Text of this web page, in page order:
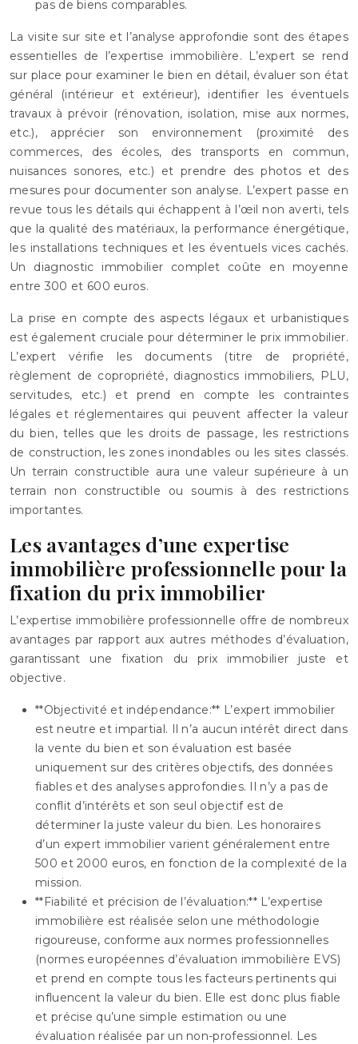
pas de biens comparables.
La visite sur site et l’analyse approfondie sont des étapes
essentielles de l’expertise immobilière. L’expert se rend
sur place pour examiner le bien en détail, évaluer son état
général (intérieur et extérieur), identifier les éventuels
travaux à prévoir (rénovation, isolation, mise aux normes,
etc.), apprécier son environnement (proximité des
commerces, des écoles, des transports en commun,
nuisances sonores, etc.) et prendre des photos et des
mesures pour documenter son analyse. L’expert passe en
revue tous les détails qui échappent à l’œil non averti, tels
que la qualité des matériaux, la performance énergétique,
les installations techniques et les éventuels vices cachés.
Un diagnostic immobilier complet coûte en moyenne
entre 300 et 600 euros.
La prise en compte des aspects légaux et urbanistiques
est également cruciale pour déterminer le prix immobilier.
L’expert vérifie les documents (titre de propriété,
règlement de copropriété, diagnostics immobiliers, PLU,
servitudes, etc.) et prend en compte les contraintes
légales et réglementaires qui peuvent affecter la valeur
du bien, telles que les droits de passage, les restrictions
de construction, les zones inondables ou les sites classés.
Un terrain constructible aura une valeur supérieure à un
terrain non constructible ou soumis à des restrictions
importantes.
Les avantages d’une expertise
immobilière professionnelle pour la
fixation du prix immobilier
L’expertise immobilière professionnelle offre de nombreux
avantages par rapport aux autres méthodes d’évaluation,
garantissant une fixation du prix immobilier juste et
objective.
**Objectivité et indépendance:** L’expert immobilier
est neutre et impartial. Il n’a aucun intérêt direct dans
la vente du bien et son évaluation est basée
uniquement sur des critères objectifs, des données
fiables et des analyses approfondies. Il n’y a pas de
conflit d’intérêts et son seul objectif est de
déterminer la juste valeur du bien. Les honoraires
d’un expert immobilier varient généralement entre
500 et 2000 euros, en fonction de la complexité de la
mission.
**Fiabilité et précision de l’évaluation:** L’expertise
immobilière est réalisée selon une méthodologie
rigoureuse, conforme aux normes professionnelles
(normes européennes d’évaluation immobilière EVS)
et prend en compte tous les facteurs pertinents qui
influencent la valeur du bien. Elle est donc plus fiable
et précise qu’une simple estimation ou une
évaluation réalisée par un non-professionnel. Les